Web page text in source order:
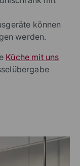
können
werden.
Küche mit uns